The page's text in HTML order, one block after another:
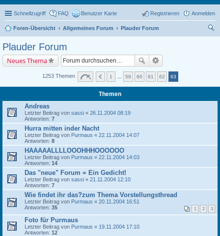
Schnellzugriff FAQ Benutzer Karte Anmelden
Registrieren
Foren-Übersicht Allgemeines Forum
Plauder Forum
Plauder Forum
Neues Thema
1253 Themen 1 59 60 61 62 63
Themen
Andreas
Letzter Beitrag von sassi « 26.11.2004 08:19
Antworten: 7
Hurra mitten inder Nacht
Letzter Beitrag von Purmaus « 22.11.2004 14:07
Antworten: 8
HAAAAALLLLOOOHHHOOOOOO
Letzter Beitrag von Purmaus « 22.11.2004 14:03
Antworten: 14
Das "neue" Forum = Ein Gedicht!
Letzter Beitrag von sassi « 21.11.2004 12:10
Antworten: 7
Wie findet ihr das?zum Thema Vorstellungsthread
Letzter Beitrag von Purmaus « 20.11.2004 16:51
Antworten: 35 1 2 3
Foto für Purmaus
Letzter Beitrag von Purmaus « 19.11.2004 17:10
Antworten: 12